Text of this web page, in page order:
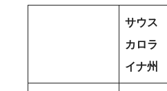
サウス
カロラ
イナ州